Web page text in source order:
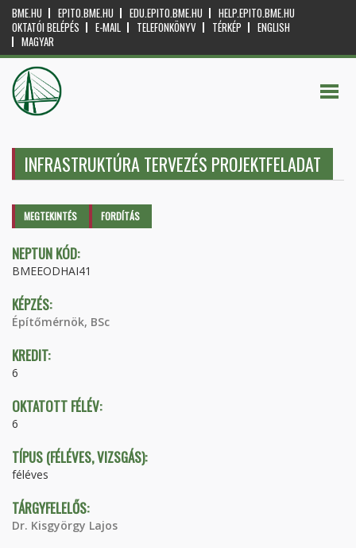
BME.HU EPITO.BME.HU EDU.EPITO.BME.HU
HELP.EPITO.BME.HU
OKTATÓI BELÉPÉS
E-MAIL TELEFONKÖNYV TÉRKÉP
ENGLISH
MAGYAR
INFRASTRUKTÚRA TERVEZÉS PROJEKTFELADAT
Elsődleges fülek
MEGTEKINTÉS (AKTÍVFORDÍTÁS
NEPTUN KÓD:
BMEEODHAI41
KÉPZÉS:
Építőmérnök, BSc
KREDIT:
6
OKTATOTT FÉLÉV:
6
TÍPUS (FÉLÉVES, VIZSGÁS):
féléves
TÁRGYFELELŐS:
Dr. Kisgyörgy Lajos